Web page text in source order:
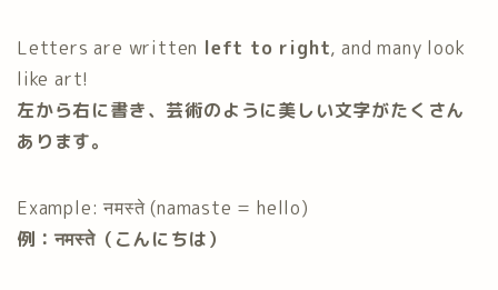
Letters are written left to right, and many look
like art!
左から右に書き、芸術のように美しい文字がたくさん
あります。
Example: नमस्ते (namaste = hello)
例：नमस्ते（こんにちは）